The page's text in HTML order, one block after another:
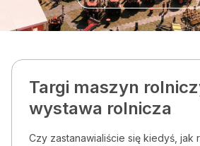
Targi maszyn
wystawa rolnicza
Czy zastanawialiście się kiedyś, jak